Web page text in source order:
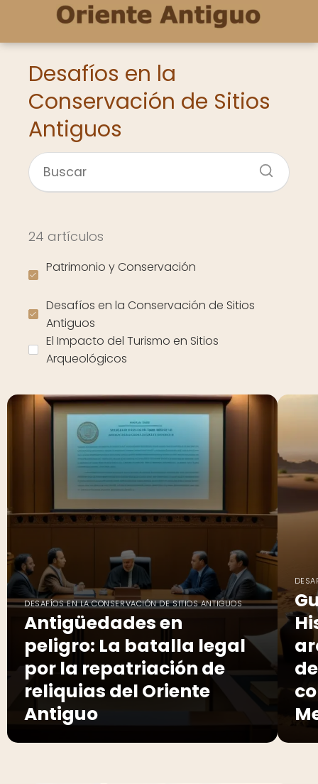
Desafíos en la
Conservación de Sitios
Antiguos
24 artículos
Patrimonio y Conservación
Desafíos en la Conservación de Sitios
Antiguos
El Impacto del Turismo en Sitios
Arqueológicos
DESAFÍOS EN LA CONSERVACIÓN DE SITIOS ANTIGUOS
Antigüedades en
peligro: La batalla legal
por la repatriación de
reliquias del Oriente
Antiguo